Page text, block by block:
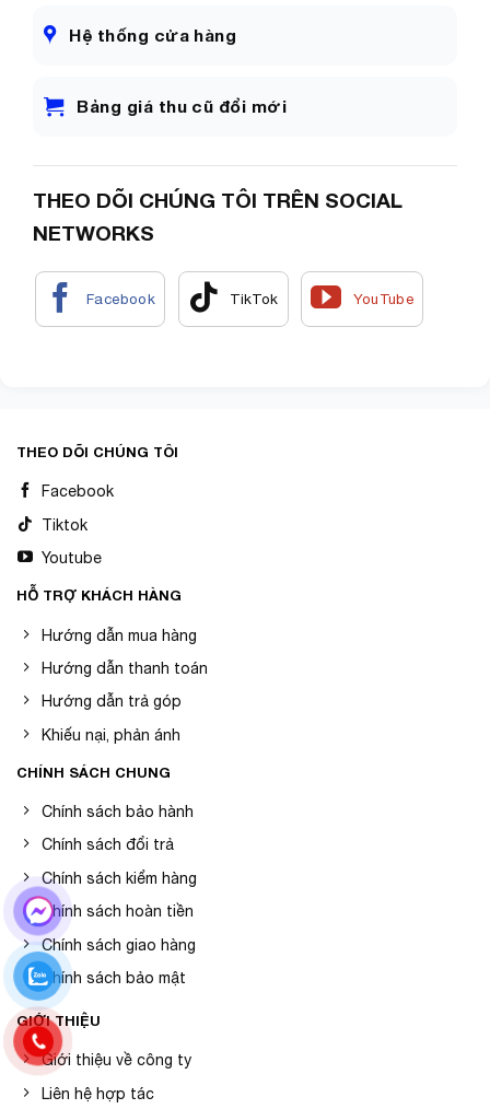
Hệ thống cửa hàng
Bảng giá thu cũ đổi mới
THEO DÕI CHÚNG TÔI TRÊN SOCIAL
NETWORKS
THEO DÕI CHÚNG TÔI
Facebook
Tiktok
Youtube
HỖ TRỢ KHÁCH HÀNG
Hướng dẫn mua hàng
Hướng dẫn thanh toán
Hướng dẫn trả góp
Khiếu nại, phản ánh
CHÍNH SÁCH CHUNG
Chính sách bảo hành
Chính sách đổi trả
Chính sách kiểm hàng
Chính sách hoàn tiền
Chính sách giao hàng
Chính sách bảo mật
GIỚI THIỆU
Giới thiệu về công ty
Liên hệ hợp tác